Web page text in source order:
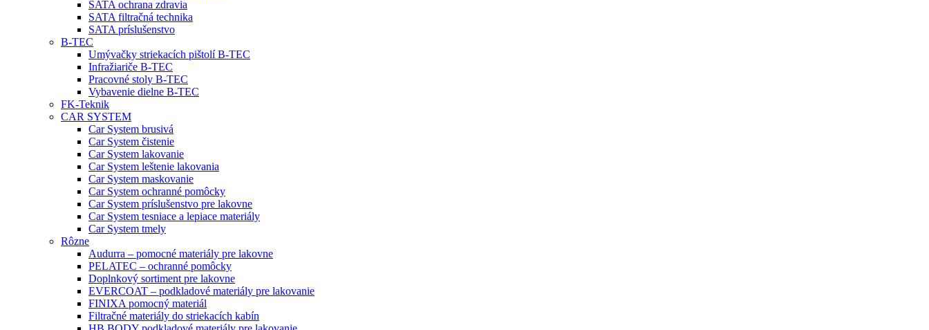
SATA ochrana zdravia
SATA filtračná technika
SATA príslušenstvo
B-TEC
Umývačky striekacích pištolí B-TEC
Infražiariče B-TEC
Pracovné stoly B-TEC
Vybavenie dielne B-TEC
FK-Teknik
CAR SYSTEM
Car System brusivá
Car System čistenie
Car System lakovanie
Car System leštenie lakovania
Car System maskovanie
Car System ochranné pomôcky
Car System príslušenstvo pre lakovne
Car System tesniace a lepiace materiály
Car System tmely
Rôzne
Audurra – pomocné materiály pre lakovne
PELATEC – ochranné pomôcky
Doplnkový sortiment pre lakovne
EVERCOAT – podkladové materiály pre lakovanie
FINIXA pomocný materiál
Filtračné materiály do striekacích kabín